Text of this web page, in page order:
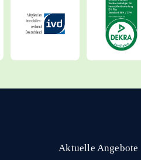
Aktuelle Angebote